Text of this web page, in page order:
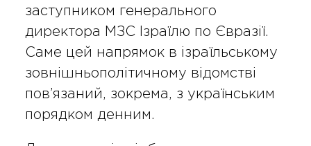
заступником генерального
директора МЗС Ізраїлю по Євразії.
Саме цей напрямок в ізраїльському
зовнішньополітичному відомстві
пов’язаний, зокрема, з українським
порядком денним.